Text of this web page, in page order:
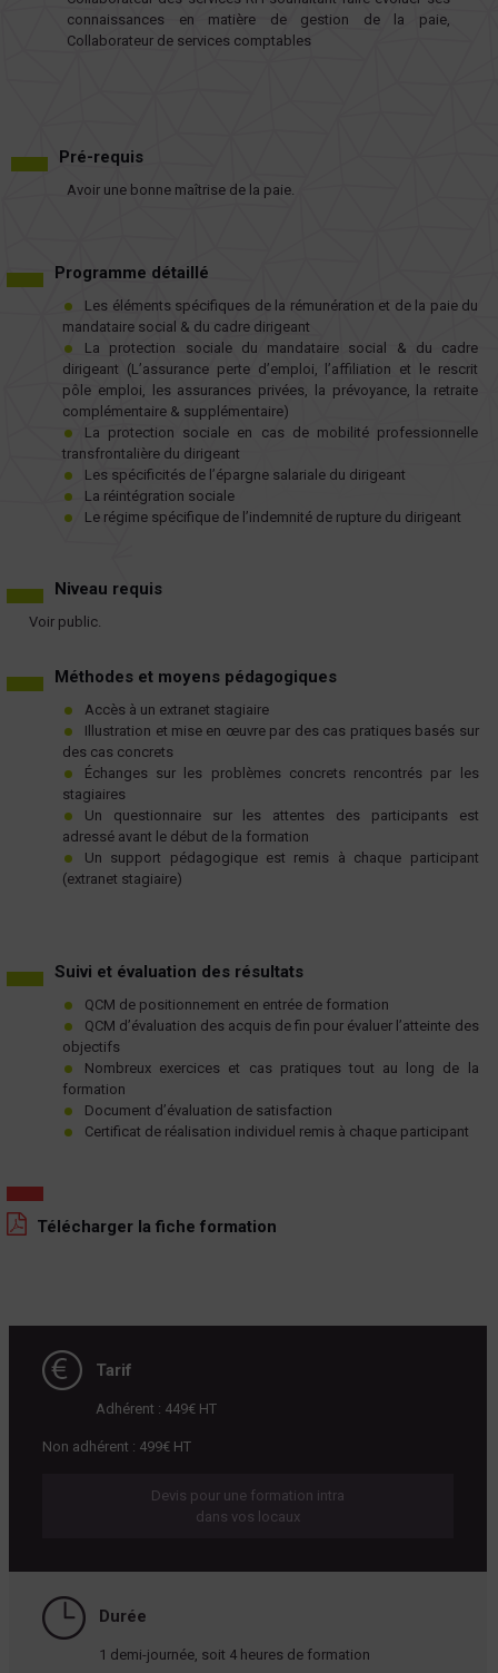
connaissances en matière de gestion de la paie,
Collaborateur de services comptables
Pré-requis
Avoir une bonne maîtrise de la paie.
Programme détaillé
Les éléments spécifiques de la rémunération et de la paie du
mandataire social & du cadre dirigeant
La protection sociale du mandataire social & du cadre
dirigeant (L’assurance perte d’emploi, l’affiliation et le rescrit
pôle emploi, les assurances privées, la prévoyance, la retraite
complémentaire & supplémentaire)
La protection sociale en cas de mobilité professionnelle
transfrontalière du dirigeant
Les spécificités de l’épargne salariale du dirigeant
La réintégration sociale
Le régime spécifique de l’indemnité de rupture du dirigeant
Niveau requis
Voir public.
Méthodes et moyens pédagogiques
Accès à un extranet stagiaire
Illustration et mise en œuvre par des cas pratiques basés sur
des cas concrets
Échanges sur les problèmes concrets rencontrés par les
stagiaires
Un questionnaire sur les attentes des participants est
adressé avant le début de la formation
Un support pédagogique est remis à chaque participant
(extranet stagiaire)
Suivi et évaluation des résultats
QCM de positionnement en entrée de formation
QCM d’évaluation des acquis de fin pour évaluer l’atteinte des
objectifs
Nombreux exercices et cas pratiques tout au long de la
formation
Document d’évaluation de satisfaction
Certificat de réalisation individuel remis à chaque participant
Télécharger la fiche formation
Tarif
Adhérent : 449€ HT
Non adhérent : 499€ HT
Devis pour une formation intra
dans vos locaux
Durée
1 demi-journée, soit 4 heures de formation